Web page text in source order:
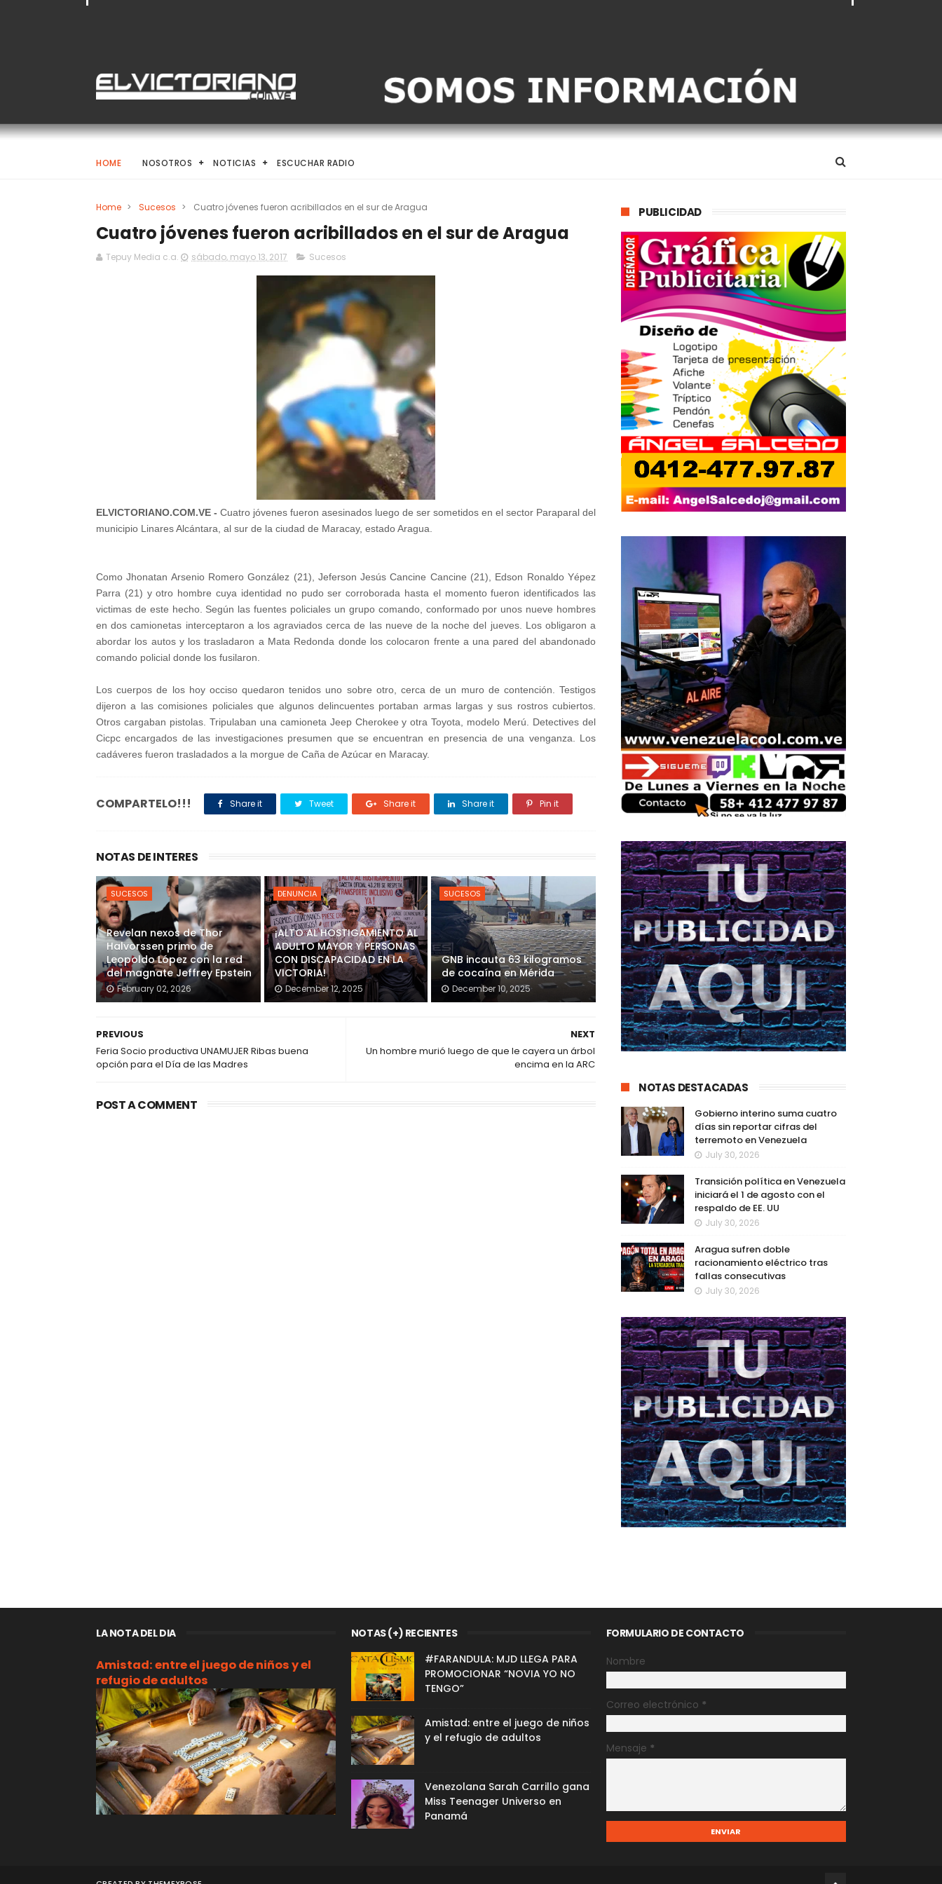
HOME NOSOTROS NOTICIAS ESCUCHAR RADIO
Home > Sucesos > Cuatro jóvenes fueron acribillados en el sur de Aragua
Cuatro jóvenes fueron acribillados en el sur de Aragua
Tepuy Media c.a. sábado, mayo 13, 2017 Sucesos
ELVICTORIANO.COM.VE - Cuatro jóvenes fueron asesinados luego de ser sometidos en el sector Paraparal del
municipio Linares Alcántara, al sur de la ciudad de Maracay, estado Aragua.
Como Jhonatan Arsenio Romero González (21), Jeferson Jesús Cancine Cancine (21), Edson Ronaldo Yépez
Parra (21) y otro hombre cuya identidad no pudo ser corroborada hasta el momento fueron identificados las
victimas de este hecho. Según las fuentes policiales un grupo comando, conformado por unos nueve hombres
en dos camionetas interceptaron a los agraviados cerca de las nueve de la noche del jueves. Los obligaron a
abordar los autos y los trasladaron a Mata Redonda donde los colocaron frente a una pared del abandonado
comando policial donde los fusilaron.
Los cuerpos de los hoy occiso quedaron tenidos uno sobre otro, cerca de un muro de contención. Testigos
dijeron a las comisiones policiales que algunos delincuentes portaban armas largas y sus rostros cubiertos.
Otros cargaban pistolas. Tripulaban una camioneta Jeep Cherokee y otra Toyota, modelo Merú. Detectives del
Cicpc encargados de las investigaciones presumen que se encuentran en presencia de una venganza. Los
cadáveres fueron trasladados a la morgue de Caña de Azúcar en Maracay.
COMPARTELO!!! Share it Tweet Share it Share it Pin it
NOTAS DE INTERES
SUCESOS
Revelan nexos de Thor
Halvorssen primo de
Leopoldo López con la red
del magnate Jeffrey Epstein
February 02, 2026
DENUNCIA
¡ALTO AL HOSTIGAMIENTO AL
ADULTO MAYOR Y PERSONAS
CON DISCAPACIDAD EN LA
VICTORIA!
December 12, 2025
SUCESOS
GNB incauta 63 kilogramos
de cocaína en Mérida
December 10, 2025
NEXT
Un hombre murió luego de que le cayera un árbol
encima en la ARC
PREVIOUS
Feria Socio productiva UNAMUJER Ribas buena
opción para el Día de las Madres
POST A COMMENT
PUBLICIDAD
NOTAS DESTACADAS
Gobierno interino suma cuatro
días sin reportar cifras del
terremoto en Venezuela
July 30, 2026
Transición política en Venezuela
iniciará el 1 de agosto con el
respaldo de EE. UU
July 30, 2026
Aragua sufren doble
racionamiento eléctrico tras
fallas consecutivas
July 30, 2026
LA NOTA DEL DIA
Amistad: entre el juego de niños y el
refugio de adultos
NOTAS (+) RECIENTES
#FARANDULA: MJD LLEGA PARA
PROMOCIONAR “NOVIA YO NO
TENGO”
Amistad: entre el juego de niños
y el refugio de adultos
Venezolana Sarah Carrillo gana
Miss Teenager Universo en
Panamá
FORMULARIO DE CONTACTO
Nombre
Correo electrónico *
Mensaje *